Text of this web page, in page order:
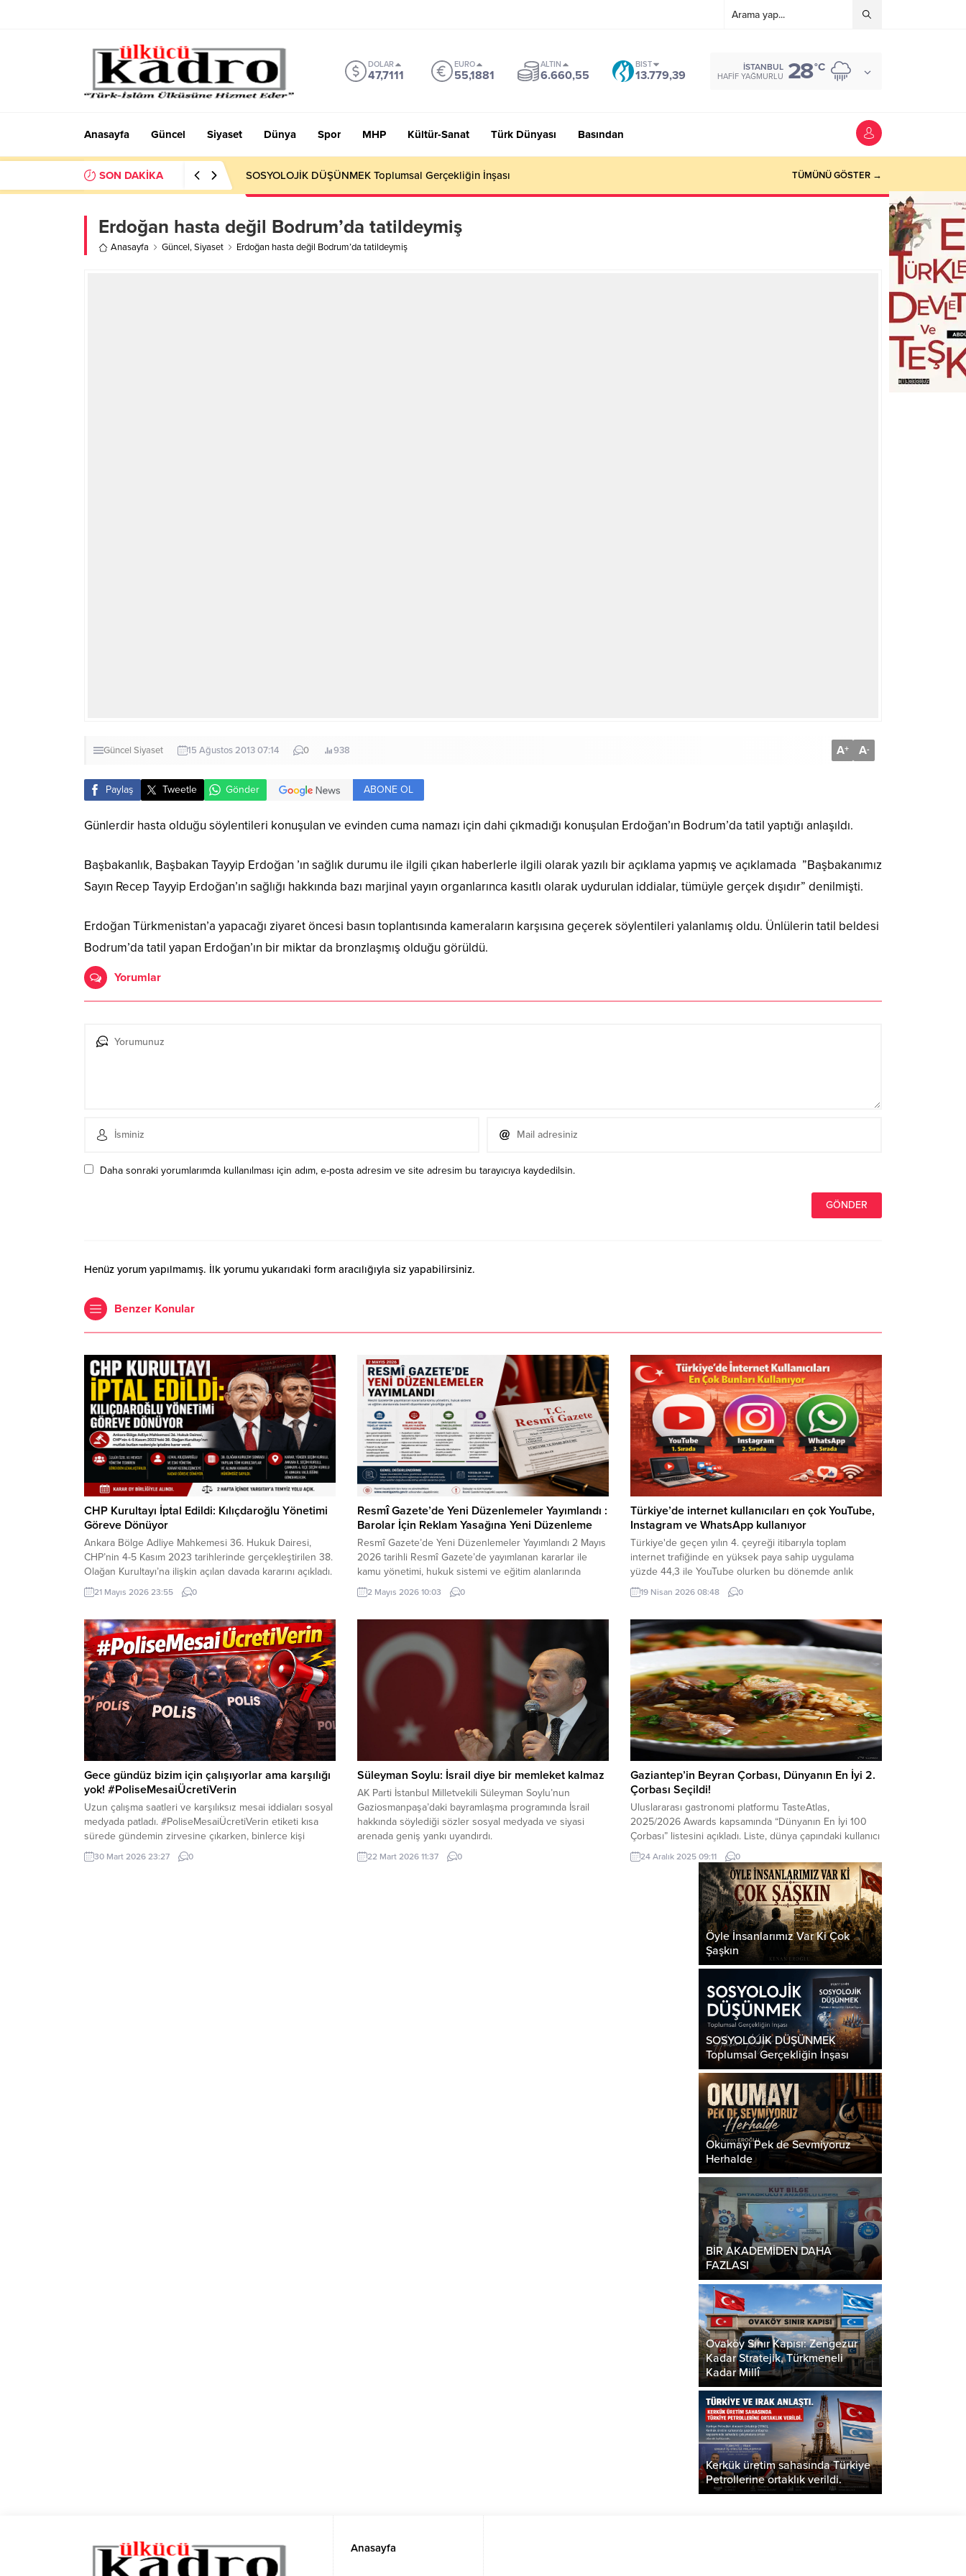
DOLAR
47,7111
EURO
55,1881
ALTIN
6.660,55
BIST
13.779,39
İSTANBUL
HAFIF YAĞMURLU 28°C
Anasayfa Güncel Siyaset Dünya Spor MHP Kültür-Sanat Türk Dünyası Basından
SON DAKİKA SOSYOLOJİK DÜŞÜNMEK Toplumsal Gerçekliğin İnşası TÜMÜNÜ GÖSTER →
Erdoğan hasta değil Bodrum’da tatildeymiş
Anasayfa Güncel,Siyaset Erdoğan hasta değil Bodrum’da tatildeymiş
Güncel Siyaset 15 Ağustos 2013 07:14 0 938 A+ A-
Paylaş Tweetle Gönder ABONE OL
Günlerdir hasta olduğu söylentileri konuşulan ve evinden cuma namazı için dahi çıkmadığı konuşulan Erdoğan’ın Bodrum’da tatil yaptığı anlaşıldı.
Başbakanlık, Başbakan Tayyip Erdoğan ’ın sağlık durumu ile ilgili çıkan haberlerle ilgili olarak yazılı bir açıklama yapmış ve açıklamada ”Başbakanımız
Sayın Recep Tayyip Erdoğan’ın sağlığı hakkında bazı marjinal yayın organlarınca kasıtlı olarak uydurulan iddialar, tümüyle gerçek dışıdır” denilmişti.
Erdoğan Türkmenistan’a yapacağı ziyaret öncesi basın toplantısında kameraların karşısına geçerek söylentileri yalanlamış oldu. Ünlülerin tatil beldesi
Bodrum’da tatil yapan Erdoğan’ın bir miktar da bronzlaşmış olduğu görüldü.
Yorumlar
Daha sonraki yorumlarımda kullanılması için adım, e-posta adresim ve site adresim bu tarayıcıya kaydedilsin.
Henüz yorum yapılmamış. İlk yorumu yukarıdaki form aracılığıyla siz yapabilirsiniz.
Benzer Konular
CHP Kurultayı İptal Edildi: Kılıçdaroğlu Yönetimi
Göreve Dönüyor
Ankara Bölge Adliye Mahkemesi 36. Hukuk Dairesi,
CHP’nin 4-5 Kasım 2023 tarihlerinde gerçekleştirilen 38.
Olağan Kurultayı’na ilişkin açılan davada kararını açıkladı.
Mahkeme, kurultayın “mutlak butlan” gerekçesiyle
geçersiz olduğuna hükmederek, kurultayın yapıldığı
birlikte, söz konusu kurultay sonrasında gerçekleştirilen
tüm olağan ve olağanüstü kurultayların yanı...
21 Mayıs 2026 23:55 0
Resmî Gazete’de Yeni Düzenlemeler Yayımlandı :
Barolar İçin Reklam Yasağına Yeni Düzenleme
Resmî Gazete’de Yeni Düzenlemeler Yayımlandı 2 Mayıs
2026 tarihli Resmî Gazete’de yayımlanan kararlar ile
kamu yönetimi, hukuk sistemi ve eğitim alanlarında
önemli düzenlemeler yürürlüğe girdi. Yapılan
değişiklikler; idari yapıların güncellenmesi, meslek
yönelik yeni uygulamaları kapsıyor. Ticaret Bakanlığı
Teşkilat Yapısında Değişiklik Yayımlanan düzenleme ile
Ticaret Bakanlığı...
2 Mayıs 2026 10:03 0
Türkiye’de internet kullanıcıları en çok YouTube,
Instagram ve WhatsApp kullanıyor
Türkiye'de geçen yılın 4. çeyreği itibarıyla toplam
internet trafiğinde en yüksek paya sahip uygulama
yüzde 44,3 ile YouTube olurken bu dönemde anlık
mesajlaşmada Instagram yüzde 64,1, internet üzerinden
sesli konuşmada ise WhatsApp yüzde 55,9 ile ilk sırada
19 Nisan 2026 08:48 0
Gece gündüz bizim için çalışıyorlar ama karşılığı
yok! #PoliseMesaiÜcretiVerin
Uzun çalışma saatleri ve karşılıksız mesai iddiaları sosyal
medyada patladı. #PoliseMesaiÜcretiVerin etiketi kısa
sürede gündemin zirvesine çıkarken, binlerce kişi
polislerin hak ettiği ücreti alamadığını savundu. Türkiye
genelinde emniyet mensuplarının çalışma koşulları bir
30 Mart 2026 23:27 0
Süleyman Soylu: İsrail diye bir memleket kalmaz
AK Parti İstanbul Milletvekili Süleyman Soylu’nun
Gaziosmanpaşa’daki bayramlaşma programında İsrail
hakkında söylediği sözler sosyal medyada ve siyasi
arenada geniş yankı uyandırdı.
22 Mart 2026 11:37 0
Gaziantep’in Beyran Çorbası, Dünyanın En İyi 2.
Çorbası Seçildi!
Uluslararası gastronomi platformu TasteAtlas,
2025/2026 Awards kapsamında “Dünyanın En İyi 100
Çorbası” listesini açıkladı. Liste, dünya çapındaki kullanıcı
oyları ve uzman değerlendirmeleriyle şekillendi.
Gaziantep’in meşhur beyran çorbası, 5 üzerinden 4,5
puan alarak dünyanın en iyi ikinci çorbası seçildi! Bu
başarı, Türk mutfağının global arenadaki gücünü bir kez
daha kanıtladı. Beyran,...
24 Aralık 2025 09:11 0
Öyle İnsanlarımız Var Ki Çok
Şaşkın
SOSYOLOJİK DÜŞÜNMEK
Toplumsal Gerçekliğin İnşası
Okumayı Pek de Sevmiyoruz
Herhalde
BİR AKADEMİDEN DAHA
FAZLASI
Ovaköy Sınır Kapısı: Zengezur
Kadar Stratejik, Türkmeneli
Kadar Millî
Kerkük üretim sahasında Türkiye
Petrollerine ortaklık verildi.
Anasayfa